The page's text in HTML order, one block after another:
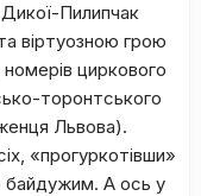
Пилипчак
віртуозною грою
номерів циркового
торонтського
Львова).
«прогуркотівши»
байдужим. А ось у